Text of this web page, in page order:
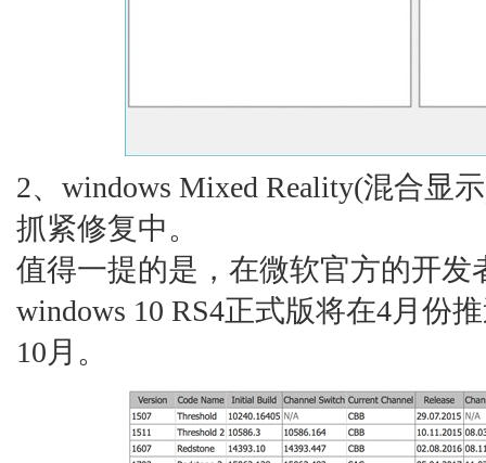
2、windows Mixed Reality(混合显
抓紧修复中。
值得一提的是，在微软官方的开
windows 10 RS4正式版将在4月份
10月。